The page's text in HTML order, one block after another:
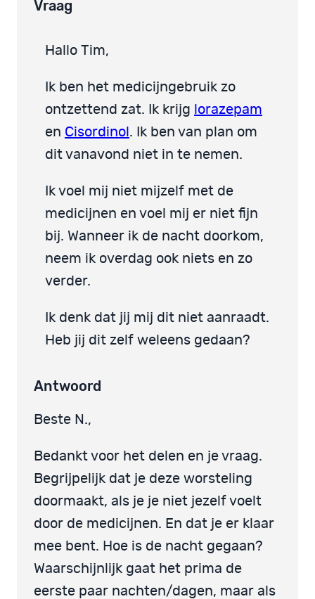
Vraag
Hallo Tim,
Ik ben het medicijngebruik zo
ontzettend zat. Ik krijg lorazepam
en Cisordinol . Ik ben van plan om
dit vanavond niet in te nemen.
Ik voel mij niet mijzelf met de
medicijnen en voel mij er niet fijn
bij. Wanneer ik de nacht doorkom,
neem ik overdag ook niets en zo
verder.
Ik denk dat jij mij dit niet aanraadt.
Heb jij dit zelf weleens gedaan?
Antwoord
Beste N.,
Bedankt voor het delen en je vraag.
Begrijpelijk dat je deze worsteling
doormaakt, als je je niet jezelf voelt
door de medicijnen. En dat je er klaar
mee bent. Hoe is de nacht gegaan?
Waarschijnlijk gaat het prima de
eerste paar nachten/dagen, maar als